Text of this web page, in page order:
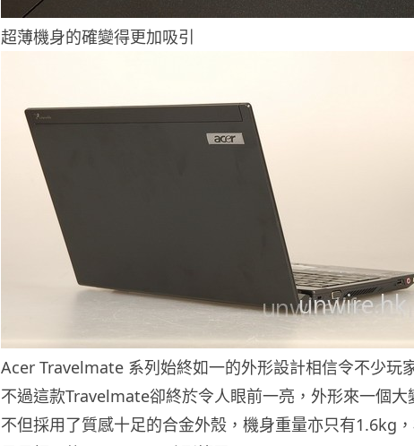
超薄機身的確變得更加吸引
Acer Travelmate 系列始終如一的外形設計相信令不少玩
不過這款Travelmate卻終於令人眼前一亮，外形來一個大
不但採用了質感十足的合金外殼，機身重量亦只有1.6kg